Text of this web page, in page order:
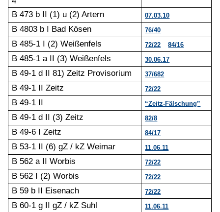
B 473 b II (1) u (2) Artern
07.03.10
B 4803 b I Bad Kösen 76/40
B 485-1 I (2) Weißenfels 72/22 84/16
B 485-1 a II (3) Weißenfels 30.06.17
B 49-1 d II 81) Zeitz Provisorium 37/682
B 49-1 II Zeitz 72/22
B 49-1 II “Zeitz-Fälschung”
B 49-1 d II (3) Zeitz 82/8
B 49-6 I Zeitz 84/17
B 53-1 II (6) gZ / kZ Weimar 11.06.11
B 562 a II Worbis 72/22
B 562 I (2) Worbis 72/22
B 59 b II Eisenach 72/22
B 60-1 g II gZ / kZ Suhl 11.06.11